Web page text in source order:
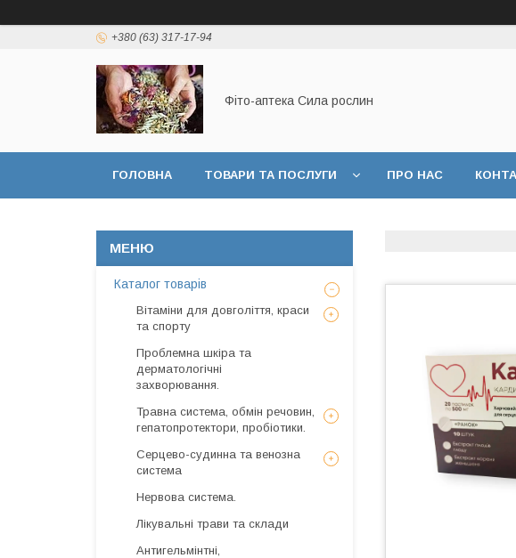
+380 (63) 317-17-94
Фіто-аптека Сила рослин
ГОЛОВНА ТОВАРИ ТА ПОСЛУГИ ПРО НАС
Каталог товарів
Вітаміни для довголіття, краси
та спорту
Проблемна шкіра та
дерматологічні
захворювання.
Травна система, обмін речовин,
гепатопротектори, пробіотики.
Серцево-судинна та венозна
система
Нервова система.
Лікувальні трави та склади
Антигельмінтні,